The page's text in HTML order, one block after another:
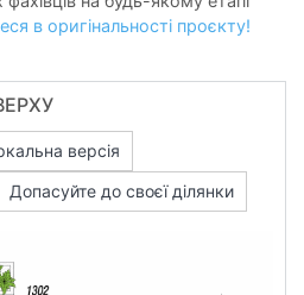
в оригінальності проєкту!
версія
Допасуйте до своєї ділянки